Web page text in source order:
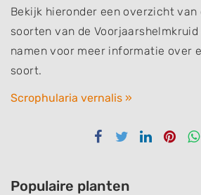
Bekijk hieronder een overzicht
soorten van de Voorjaarshelmkruid
namen voor meer informatie over
soort.
Scrophularia vernalis »
DelenDelenDelenDelen
Populaire planten